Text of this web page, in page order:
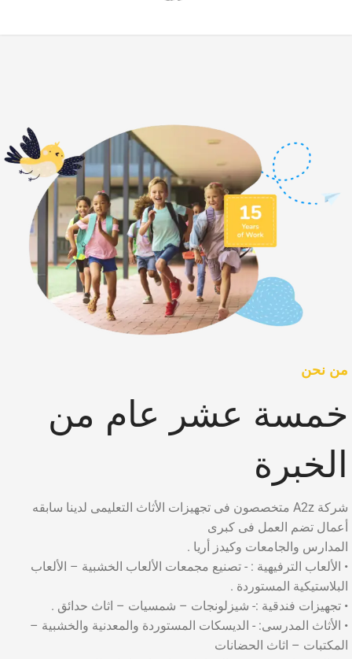
من نحن
خمسة عشر عام من
الخبرة
شركة A2z متخصصون فى تجهيزات الأثاث التعليمى لدينا سابقه
أعمال تضم العمل فى كبرى
المدارس والجامعات وكيدز أريا .
• الألعاب الترفيهية : - تصنيع مجمعات الألعاب الخشبية – الألعاب
البلاستيكية المستوردة .
• تجهيزات فندقية :- شيزلونجات – شمسيات – اثاث حدائق .
• الأثاث المدرسى: - الديسكات المستوردة والمعدنية والخشبية –
المكتبات – اثاث الحضانات